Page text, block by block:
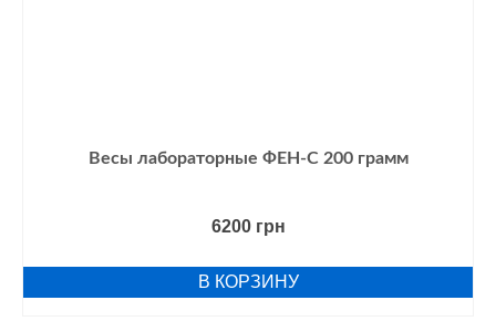
Весы лабораторные ФЕН-С 200 грамм
6200 грн
В КОРЗИНУ